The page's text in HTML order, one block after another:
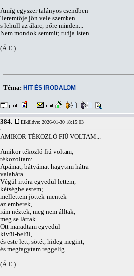
Amíg egyszer talányos csendben
Teremtője jön vele szemben
s lehull az álarc, pőre minden...
Nem mondok semmit; tudja Isten.
(Á.E.)
Téma: HIT ÉS IRODALOM
384. Elküldve: 2026-01-30 18:15:03
AMIKOR TÉKOZLÓ FIÚ VOLTAM...
Amikor tékozló fiú voltam,
tékozoltam:
Apámat, bátyámat hagytam hátra
valahára.
Végül irtóra egyedül lettem,
kétségbe estem;
mellettem jöttek-mentek
az emberek,
rám néztek, meg nem álltak,
meg se láttak.
Ott maradtam egyedül
kívül-belül,
és este lett, sötét, hideg megint,
és megfagytam reggelig.
(Á.E.)